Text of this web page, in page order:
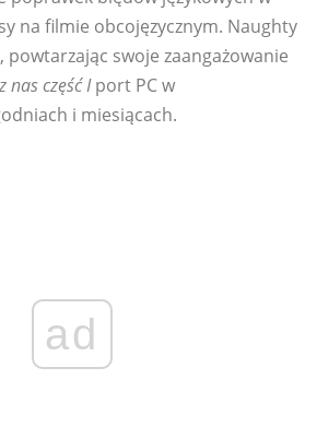
na filmie obcojęzycznym. Naughty
powtarzając swoje zaangażowanie
nas część Iport PC w
i miesiącach.
ad